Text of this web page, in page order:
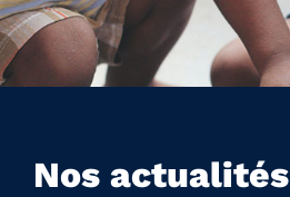
Nos actualités